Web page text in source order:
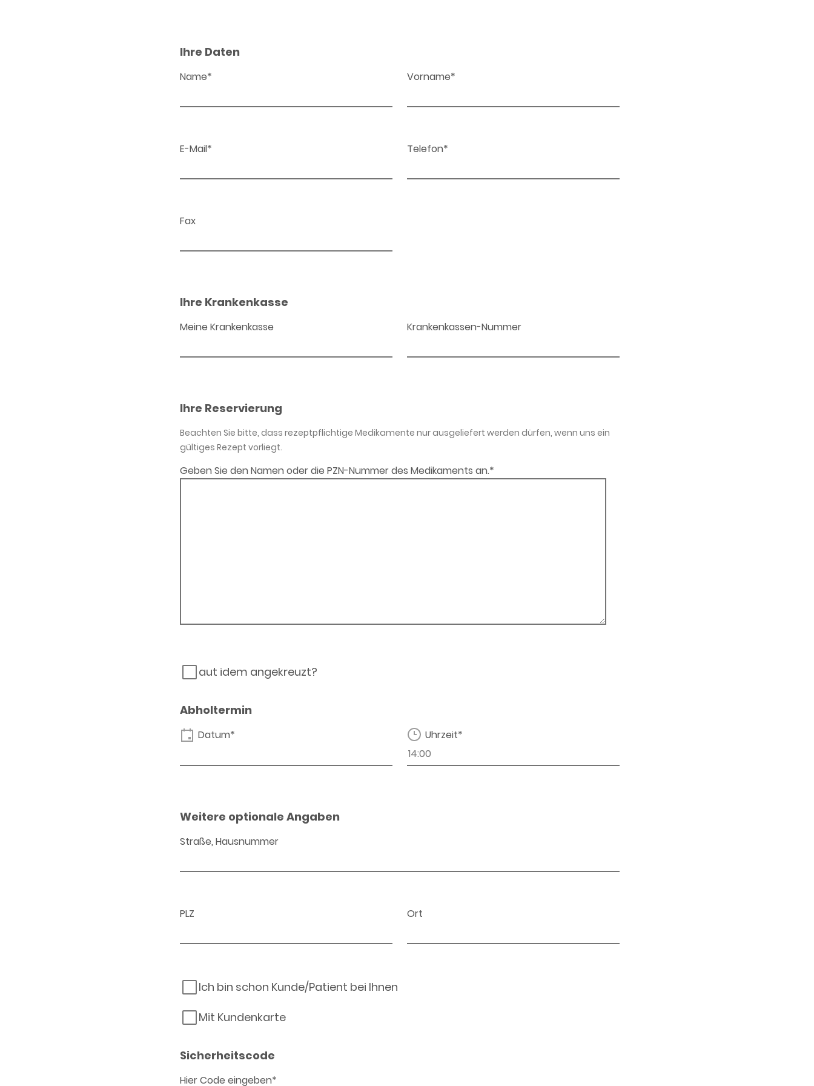
Ihre Daten
Name* Vorname*
E-Mail* Telefon*
Fax
Ihre Krankenkasse
Meine Krankenkasse Krankenkassen-Nummer
Ihre Reservierung
Beachten Sie bitte, dass rezeptpflichtige Medikamente nur ausgeliefert werden dürfen, wenn uns ein
gültiges Rezept vorliegt.
Geben Sie den Namen oder die PZN-Nummer des Medikaments an.*
aut idem angekreuzt?
Abholtermin
Datum* Uhrzeit*
Weitere optionale Angaben
Straße, Hausnummer
PLZ Ort
Ich bin schon Kunde/Patient bei Ihnen
Mit Kundenkarte
Sicherheitscode
Hier Code eingeben*